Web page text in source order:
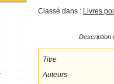
Classé dans : Livres
Description
Titre
Auteurs